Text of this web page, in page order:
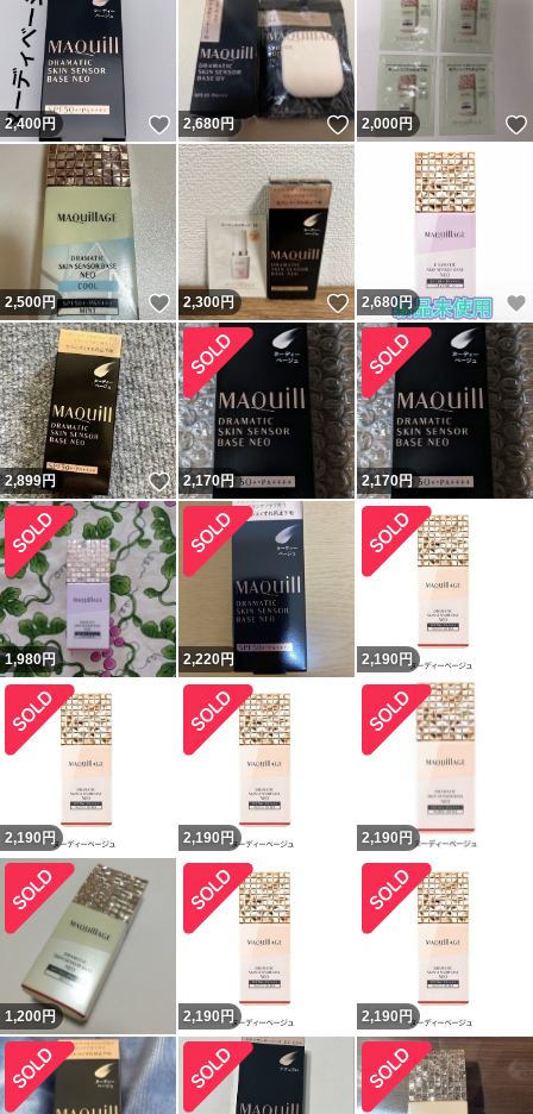
2,400円 いいね！
2,680円 いいね！
2,000円
2,500円 いいね！
2,300円 いいね！
2,680円
2,899円 いいね！
2,170円 2,170円
1,980円 2,220円 2,190 円
2,190 円 2,190 円 2,190 円
1,200円 2,190 円 2,190 円